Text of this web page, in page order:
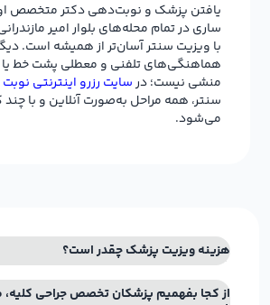
یافتن پزشک و نوبت‌دهی دکتر متخصص
ساری در تمام محله‌های بلوار امیر
با ویزیت سنتر آسان‌تر از همیشه است.
هماهنگی‌های تلفنی و معطلی پشت خط یا
منشی نیست؛ درسایت رزرو اینترنتی
سنتر، همه مراحل به‌صورت آنلاین و با چند
می‌شود.
هزینه ویزیت پزشک چقدر است؟
از کجا بفهمیم پزشکان تخصص جراحی کلیه،